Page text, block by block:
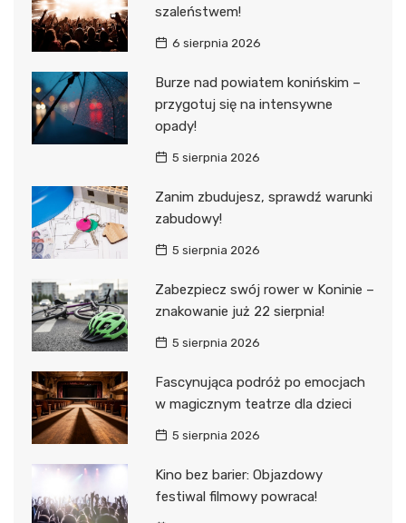
szaleństwem!
6 sierpnia 2026
Burze nad powiatem konińskim –
przygotuj się na intensywne
opady!
5 sierpnia 2026
Zanim zbudujesz, sprawdź warunki
zabudowy!
5 sierpnia 2026
Zabezpiecz swój rower w Koninie –
znakowanie już 22 sierpnia!
5 sierpnia 2026
Fascynująca podróż po emocjach
w magicznym teatrze dla dzieci
5 sierpnia 2026
Kino bez barier: Objazdowy
festiwal filmowy powraca!